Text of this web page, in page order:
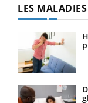
LES MALADIES